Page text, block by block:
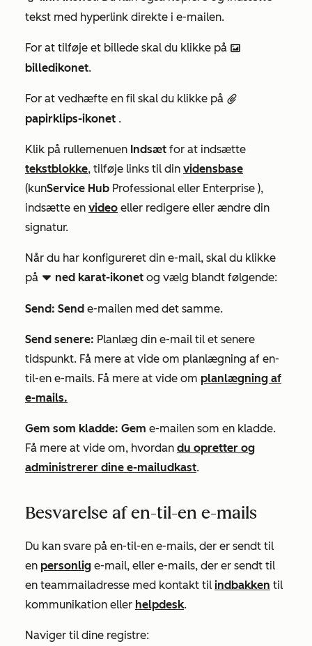
tekst med hyperlink direkte i e-mailen.
For at tilføje et billede skal du klikke på insertImage
billedikonet.
For at vedhæfte en fil skal du klikke på attach
papirklips-ikonet .
Klik på rullemenuen Indsæt for at indsætte
tekstblokke, tilføje links til din vidensbase
(kunService Hub Professional eller Enterprise ),
indsætte en video eller redigere eller ændre din
signatur.
Når du har konfigureret din e-mail, skal du klikke
på downCarat dowdodo ned karat-ikonet og vælg blandt følgende:
Send: Send e-mailen med det samme.
Send senere: Planlæg din e-mail til et senere
tidspunkt. Få mere at vide om planlægning af en-
til-en e-mails. Få mere at vide om planlægning af
e-mails.
Gem som kladde: Gem e-mailen som en kladde.
Få mere at vide om, hvordan du opretter og
administrerer dine e-mailudkast.
Besvarelse af en-til-en e-mails
Du kan svare på en-til-en e-mails, der er sendt til
en personlig e-mail, eller e-mails, der er sendt til
en teammailadresse med kontakt til indbakken til
kommunikation eller helpdesk.
Naviger til dine registre: